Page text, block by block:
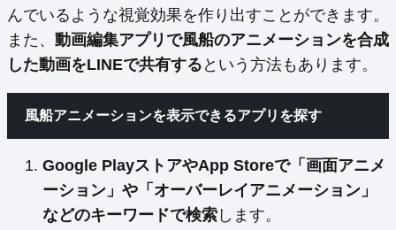
んでいるような視覚効果を作り出すことができます。
また、 動画編集アプリで風船のアニメーションを合成
した動画をLINEで共有する という方法もあります。
風船アニメーションを表示できるアプリを探す
Google PlayストアやApp Storeで「画面アニメ
ーション」や「オーバーレイアニメーション」
などのキーワードで検索 します。